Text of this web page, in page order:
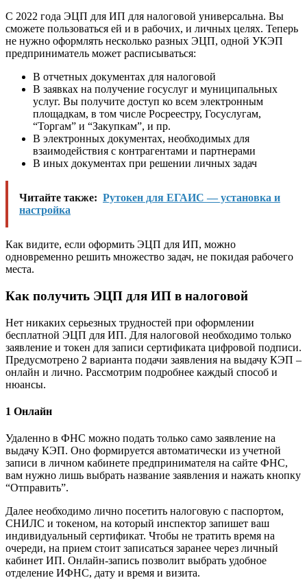
С 2022 года ЭЦП для ИП для налоговой универсальна. Вы
сможете пользоваться ей и в рабочих, и личных целях. Теперь
не нужно оформлять несколько разных ЭЦП, одной УКЭП
предприниматель может расписываться:
В отчетных документах для налоговой
В заявках на получение госуслуг и муниципальных
услуг. Вы получите доступ ко всем электронным
площадкам, в том числе Росреестру, Госуслугам,
“Торгам” и “Закупкам”, и пр.
В электронных документах, необходимых для
взаимодействия с контрагентами и партнерами
В иных документах при решении личных задач
Читайте также: Рутокен для ЕГАИС — установка и
настройка
Как видите, если оформить ЭЦП для ИП, можно
одновременно решить множество задач, не покидая рабочего
места.
Как получить ЭЦП для ИП в налоговой
Нет никаких серьезных трудностей при оформлении
бесплатной ЭЦП для ИП. Для налоговой необходимо только
заявление и токен для записи сертификата цифровой подписи.
Предусмотрено 2 варианта подачи заявления на выдачу КЭП –
онлайн и лично. Рассмотрим подробнее каждый способ и
нюансы.
1 Онлайн
Удаленно в ФНС можно подать только само заявление на
выдачу КЭП. Оно формируется автоматически из учетной
записи в личном кабинете предпринимателя на сайте ФНС,
вам нужно лишь выбрать название заявления и нажать кнопку
“Отправить”.
Далее необходимо лично посетить налоговую с паспортом,
СНИЛС и токеном, на который инспектор запишет ваш
индивидуальный сертификат. Чтобы не тратить время на
очереди, на прием стоит записаться заранее через личный
кабинет ИП. Онлайн-запись позволит выбрать удобное
отделение ИФНС, дату и время и визита.